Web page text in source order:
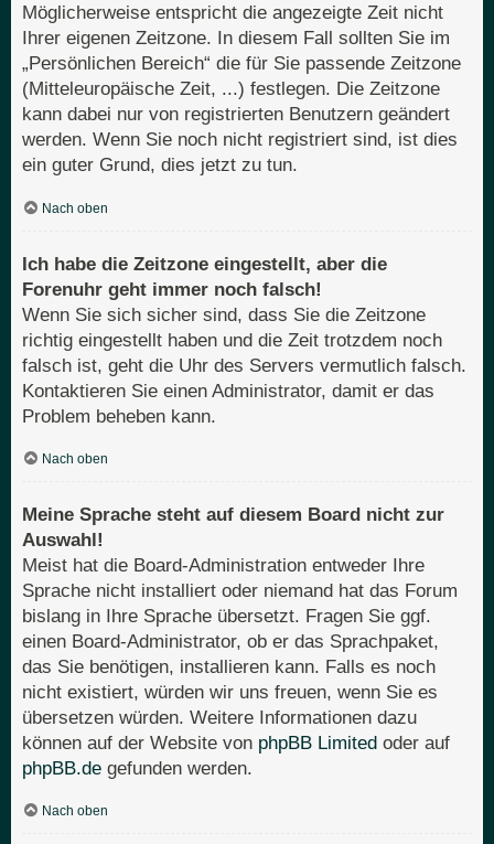
Möglicherweise entspricht die angezeigte Zeit nicht
Ihrer eigenen Zeitzone. In diesem Fall sollten Sie im
„Persönlichen Bereich“ die für Sie passende Zeitzone
(Mitteleuropäische Zeit, ...) festlegen. Die Zeitzone
kann dabei nur von registrierten Benutzern geändert
werden. Wenn Sie noch nicht registriert sind, ist dies
ein guter Grund, dies jetzt zu tun.
Nach oben
Ich habe die Zeitzone eingestellt, aber die
Forenuhr geht immer noch falsch!
Wenn Sie sich sicher sind, dass Sie die Zeitzone
richtig eingestellt haben und die Zeit trotzdem noch
falsch ist, geht die Uhr des Servers vermutlich falsch.
Kontaktieren Sie einen Administrator, damit er das
Problem beheben kann.
Nach oben
Meine Sprache steht auf diesem Board nicht zur
Auswahl!
Meist hat die Board-Administration entweder Ihre
Sprache nicht installiert oder niemand hat das Forum
bislang in Ihre Sprache übersetzt. Fragen Sie ggf.
einen Board-Administrator, ob er das Sprachpaket,
das Sie benötigen, installieren kann. Falls es noch
nicht existiert, würden wir uns freuen, wenn Sie es
übersetzen würden. Weitere Informationen dazu
können auf der Website von phpBB Limited oder auf
phpBB.de gefunden werden.
Nach oben